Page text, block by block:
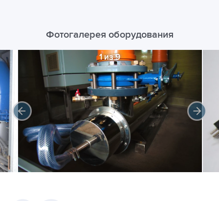
Фотогалерея оборудования
1 из 9